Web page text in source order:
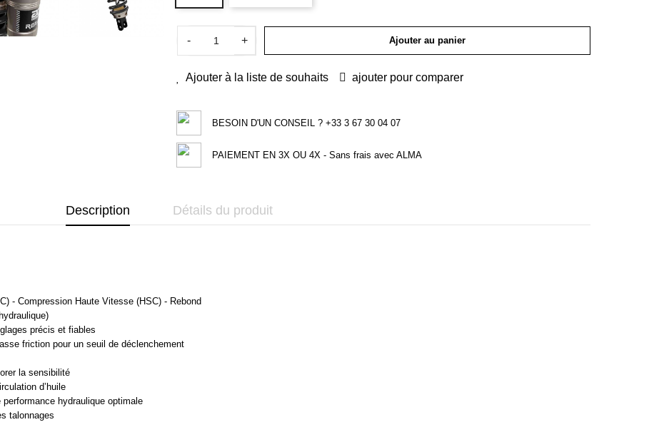
- + Ajouter au panier
Ajouter à la liste de souhaits ajouter pour comparer
BESOIN D'UN CONSEIL ? +33 3 67 30 04 07
PAIEMENT EN 3X OU 4X - Sans frais avec ALMA
Description Détails du produit
- Compression Haute Vitesse (HSC) - Rebond
précis et fiables
friction pour un seuil de déclenchement
la sensibilité
d’huile
hydraulique optimale
talonnages